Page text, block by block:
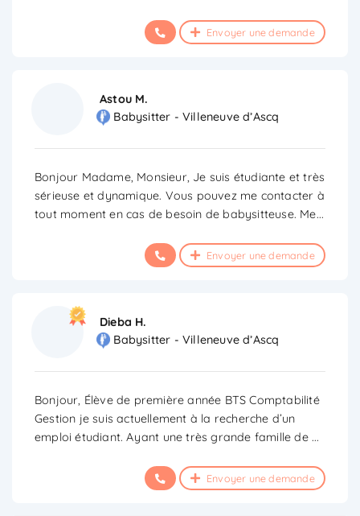
Envoyer une demande
Astou M.
Babysitter - Villeneuve d’Ascq
Bonjour Madame, Monsieur, Je suis étudiante et très
sérieuse et dynamique. Vous pouvez me contacter à
tout moment en cas de besoin de babysitteuse. Me...
Envoyer une demande
Dieba H.
Babysitter - Villeneuve d’Ascq
Bonjour, Élève de première année BTS Comptabilité
Gestion je suis actuellement à la recherche d’un
emploi étudiant. Ayant une très grande famille de...
Envoyer une demande